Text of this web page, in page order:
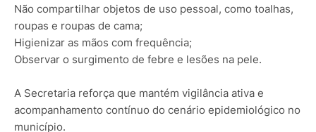
Não compartilhar objetos de uso pessoal, como toalhas,
roupas e roupas de cama;
Higienizar as mãos com frequência;
Observar o surgimento de febre e lesões na pele.
A Secretaria reforça que mantém vigilância ativa e
acompanhamento contínuo do cenário epidemiológico no
município.